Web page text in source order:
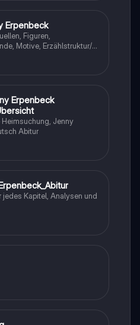
Erpenbeck
Figuren,
Motive, Erzählstruktur/-
Erpenbeck
Jenny
Abitur
Kapitel, Analysen und